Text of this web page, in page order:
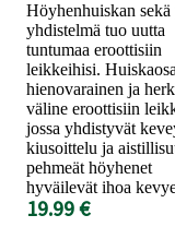
Höyhenhuiskan sekä
yhdistelmä tuo uutta
tuntumaa eroottisiin
leikkeihisi.
hienovarainen ja
väline eroottisiin
jossa yhdistyvät
kiusoittelu ja
pehmeät höyhenet
hyväilevät ihoa
19.99 €